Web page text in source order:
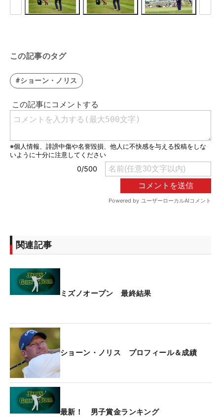
この記事のタグ
#ショーン・ノリス
関連記事
ミズノオープン 最終結果
ショーン・ノリス プロフィール＆成績
最新！ 男子賞金ランキング